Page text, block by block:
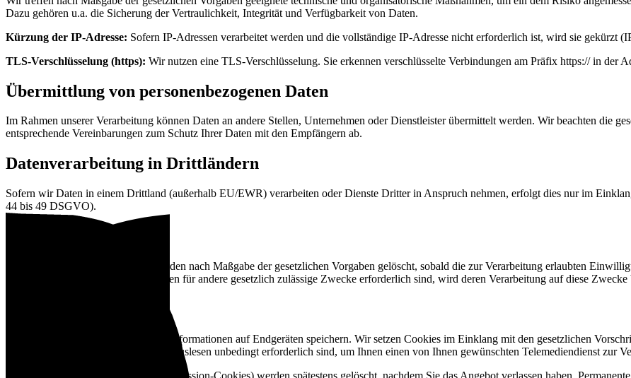
Dazu gehören u.a. die Sicherung der Vertraulichkeit, Integrität und Verfügbarkeit von Daten.
Kürzung der IP-Adresse: Sofern IP-Adressen verarbeitet werden und die vollständige IP-Adresse nicht erforderlich ist, wird sie gekürzt
TLS-Verschlüsselung (https): Wir nutzen eine TLS-Verschlüsselung. Sie erkennen verschlüsselte Verbindungen am Präfix https:// in der
Übermittlung von personenbezogenen Daten
Im Rahmen unserer Verarbeitung können Daten an andere Stellen, Unternehmen oder Dienstleister übermittelt werden. Wir beachten die
entsprechende Vereinbarungen zum Schutz Ihrer Daten mit den Empfängern ab.
Datenverarbeitung in Drittländern
Sofern wir Daten in einem Drittland (außerhalb EU/EWR) verarbeiten oder Dienste Dritter in Anspruch nehmen, erfolgt dies nur im
44 bis 49 DSGVO).
Die von uns verarbeiteten Daten werden nach Maßgabe der gesetzlichen Vorgaben gelöscht, sobald die zur Verarbeitung erlaubten
Erlaubnisse entfallen. Sofern die Daten für andere gesetzlich zulässige Zwecke erforderlich sind, wird deren Verarbeitung auf diese Zwecke
Cookies sind kleine Textdateien, die Informationen auf Endgeräten speichern. Wir setzen Cookies im Einklang mit den gesetzlichen
notwendig, wenn das Speichern und Auslesen unbedingt erforderlich sind, um Ihnen einen von Ihnen gewünschten Telemediendienst zur
Temporäre Cookies (Session-Cookies) werden spätestens gelöscht, nachdem Sie das Angebot verlassen haben.